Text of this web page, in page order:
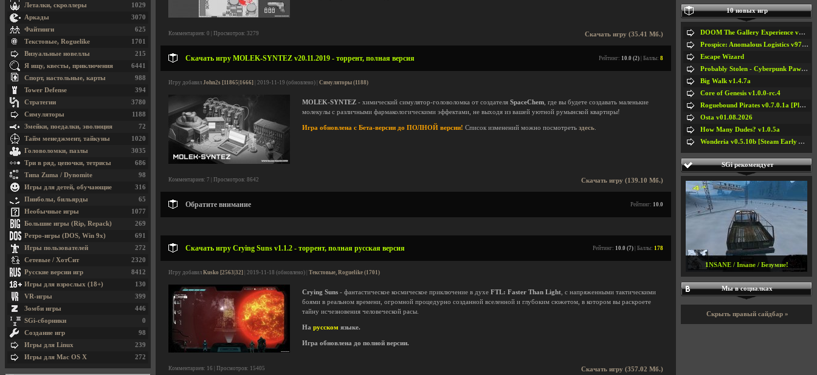
Скачать игру (35.41 Мб.)
Комментариев: 0 | Просмотров: 3279
Скачать игру MOLEK-SYNTEZ v20.11.2019 - торрент, полная версия Рейтинг: 10.0 (2) | Баллы: 8
Игру добавил John2s [11865|1666] | 2019-11-19 (обновлено) | Симуляторы (1188)
MOLEK-SYNTEZ - химический симулятор-головоломка от создателя SpaceChem , где вы будете создавать маленькие
молекулы с различными фармакологическими эффектами, не выходя из вашей уютной румынской квартиры!
Игра обновлена с Бета-версии до ПОЛНОЙ версии! Список изменений можно посмотреть здесь
Скачать игру (139.10 Мб.)
Комментариев: 7 | Просмотров: 8642
Обратите внимание Рейтинг: 10.0
Скачать игру Crying Suns v1.1.2 - торрент, полная русская версия Рейтинг: 10.0 (7) | Баллы: 178
Игру добавил Kusko [2563|32] | 2019-11-18 (обновлено) | Текстовые, Roguelike (1701)
Crying Suns - фантастическое космическое приключение в духе FTL: Faster Than Light , с напряженными тактическими
боями в реальном времени, огромной процедурно созданной вселенной и глубоким сюжетом, в котором вы раскроете
тайну исчезновения человеческой расы.
На русском языке.
Игра обновлена до полной версии.
Скачать игру (357.02 Мб.)
Комментариев: 16 | Просмотров: 15405
1029
Леталки, скроллеры
3070
Аркады
625
Файтинги
1701
Текстовые, Roguelike
215
Визуальные новеллы
6441
Я ищу, квесты, приключения
988
Спорт, настольные, карты
394
Tower Defense
3780
Стратегии
1188
Симуляторы
72
Змейки, поедалки, эволюция
1020
Тайм менеджмент, тайкуны
3035
Головоломки, пазлы
686
Три в ряд, цепочки, тетрисы
98
Типа Zuma / Dynomite
316
Игры для детей, обучающие
65
Пинболы, бильярды
1077
Необычные игры
269
Большие игры (Rip, Repack)
691
Ретро-игры (DOS, Win 9x)
272
Игры пользователей
2320
Сетевые / ХотСит
8412
Русские версии игр
130
Игры для взрослых (18+)
399
VR-игры
446
Зомби игры
0
SGi-сборники
98
Создание игр
239
Игры для Linux
272
Игры для Mac OS X
10 новых игр
DOOM The Gallery Experience v1.4.2
Prospice: Anomalous Logistics v97 [Playtest]
Escape Wizard
Probably Stolen - Cyberpunk Pawnshop Simulator v048c [Playtest]
Big Walk v1.4.7a
Core of Genesis v1.0.0-rc.4
Roguebound Pirates v0.7.0.1a [Playtest]
Osta v01.08.2026
How Many Dudes? v1.0.5a
Wonderia v0.5.10b [Steam Early Access]
SGi рекомендует
1NSANE / Insane / Безумие!
Мы в социалках
Скрыть правый сайдбар »